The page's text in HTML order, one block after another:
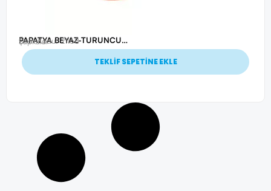
PAPATYA BEYAZ-TURUNCU POLYESTER ŞAPKA
Ürün Kodu: 21168
Şapkalar
TEKLİF SEPETİNE EKLE